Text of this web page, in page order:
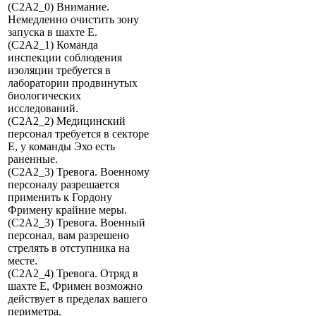
(C2A2_0) Внимание.
Немедленно очистить зону
запуска в шахте E.
(C2A2_1) Команда
инспекции соблюдения
изоляции требуется в
лаборатории продвинутых
биологических
исследований.
(C2A2_2) Медицинский
персонал требуется в секторе
E, у команды Эхо есть
раненные.
(C2A2_3) Тревога. Военному
персоналу разрешается
применить к Гордону
Фримену крайние меры.
(C2A2_3) Тревога. Военный
персонал, вам разрешено
стрелять в отступника на
месте.
(C2A2_4) Тревога. Отряд в
шахте E, Фримен возможно
действует в пределах вашего
периметра.